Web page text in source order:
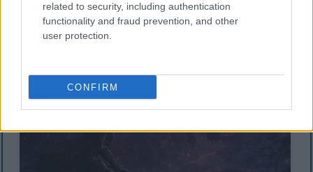
related to security, including authentication
functionality and fraud prevention, and other
user protection.
CONFIRM